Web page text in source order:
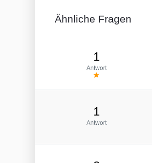
Ähnliche Fragen
1
Antwort
1
Antwort